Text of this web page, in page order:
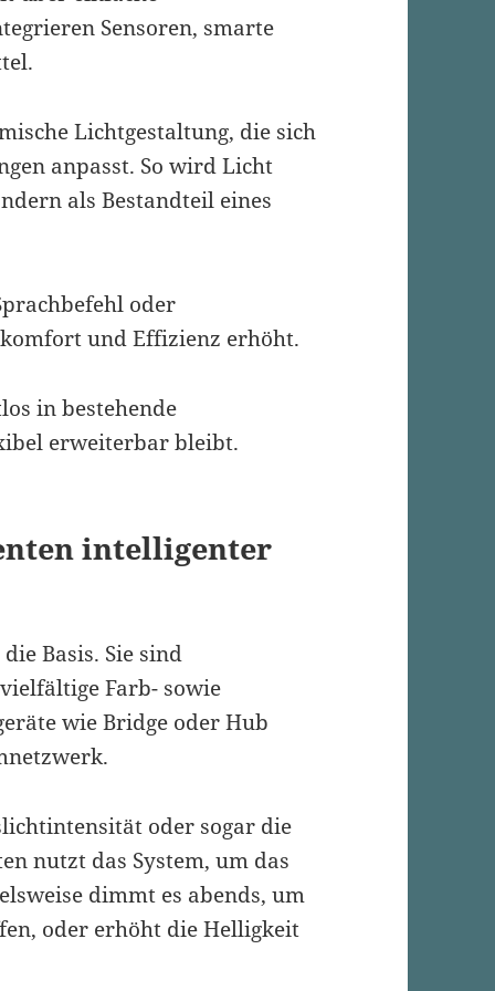
Sensoren, smarte
Lichtgestaltung, die sich
anpasst. So wird Licht
als Bestandteil eines
oder
und Effizienz erhöht.
in bestehende
erweiterbar bleibt.
intelligenter
Basis. Sie sind
Farb- sowie
wie Bridge oder Hub
oder sogar die
nutzt das System, um das
dimmt es abends, um
oder erhöht die Helligkeit